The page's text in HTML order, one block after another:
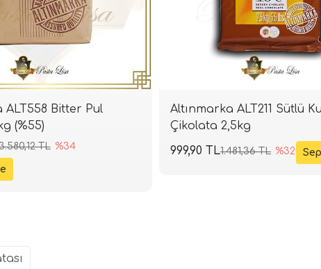
ALT558 Bitter Pul
(%55)
TL %34
Altınmarka ALT211 Sütlü
Çikolata 2,5kg
1.481,36 TL %32
999,90 TL